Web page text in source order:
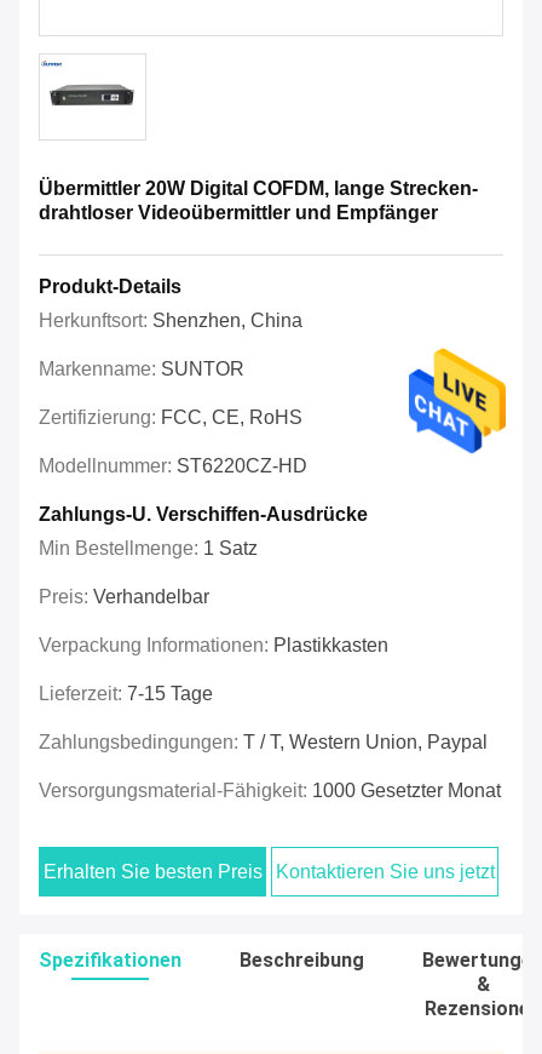
Übermittler 20W Digital COFDM, lange Strecken-
drahtloser Videoübermittler und Empfänger
Produkt-Details
Herkunftsort: Shenzhen, China
Markenname: SUNTOR
Zertifizierung: FCC, CE, RoHS
Modellnummer: ST6220CZ-HD
Zahlungs-U. Verschiffen-Ausdrücke
Min Bestellmenge: 1 Satz
Preis: Verhandelbar
Verpackung Informationen: Plastikkasten
Lieferzeit: 7-15 Tage
Zahlungsbedingungen: T / T, Western Union, Paypal
Versorgungsmaterial-Fähigkeit: 1000 Gesetzter Monat
Erhalten Sie besten Preis Kontaktieren Sie uns jetzt
Spezifikationen Beschreibung
Bewertungen
&
Rezensionen